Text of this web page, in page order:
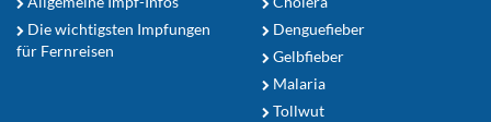
Die wichtigsten Impfungen
für Fernreisen
Denguefieber
Gelbfieber
Malaria
Tollwut